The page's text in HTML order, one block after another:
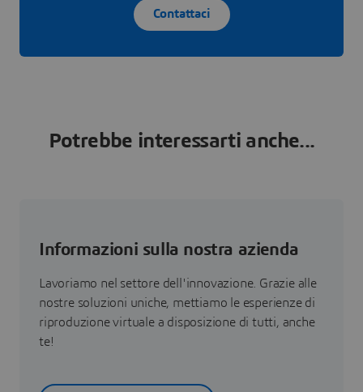
Contattaci
Potrebbe interessarti anche...
Informazioni sulla nostra azienda
Lavoriamo nel settore dell'innovazione. Grazie alle
nostre soluzioni uniche, mettiamo le esperienze di
riproduzione virtuale a disposizione di tutti, anche
te!